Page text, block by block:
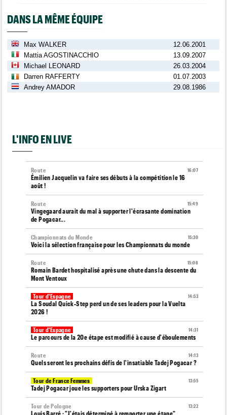
DANS LA MÊME ÉQUIPE
Max WALKER
12.06.2001
Mattia AGOSTINACCHIO
13.09.2007
Michael LEONARD
26.03.2004
Darren RAFFERTY
01.07.2003
Andrey AMADOR
29.08.1986
L'INFO EN LIVE
16:07
Route
Émilien Jacquelin va faire ses débuts à la compétition le 16
août !
15:49
Route
Vingegaard aurait du mal à supporter l'écrasante domination
de Pogacar...
15:30
Championnats du Monde
Voici la sélection française pour les Championnats du monde
15:08
Route
Romain Bardet hospitalisé après une chute dans la descente du
Mont Ventoux
14:53
Tour d'Espagne
La Soudal Quick-Step perd un de ses leaders pour la Vuelta
2026 !
14:31
Tour d'Espagne
Le parcours de la 20e étape est modifié à cause d'éboulements
14:13
Route
Quels seront les prochains défis de l'insatiable Tadej Pogacar ?
13:55
Tour de France Femmes
Tadej Pogacar joue les supporters pour Urska Zigart
13:22
Tour de Pologne